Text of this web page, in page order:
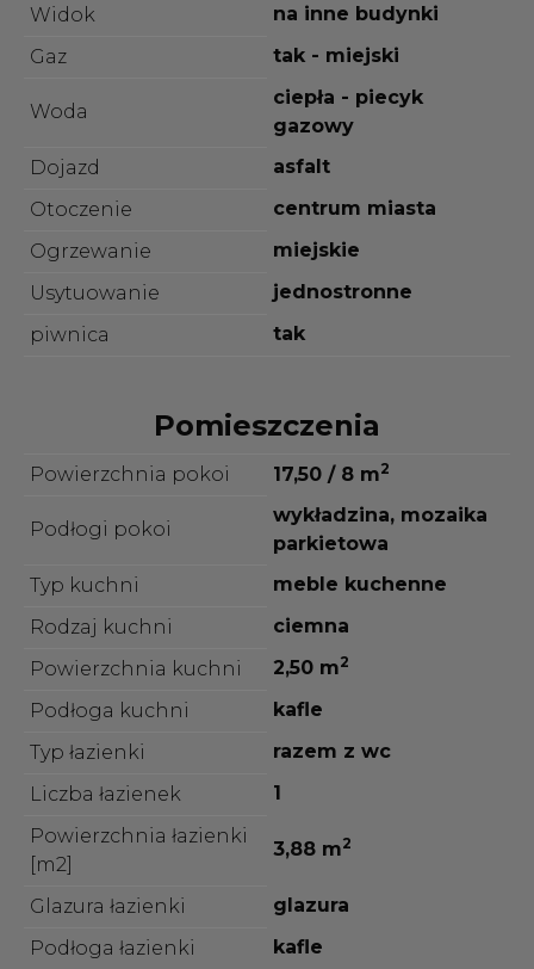
Widok
na inne budynki
Gaz
tak - miejski
Woda
ciepła - piecyk
gazowy
Dojazd
asfalt
Otoczenie
centrum miasta
Ogrzewanie
miejskie
Usytuowanie
jednostronne
piwnica
tak
Pomieszczenia
Powierzchnia pokoi 17,50 / 8 m2
Podłogi pokoi
wykładzina, mozaika
parkietowa
Typ kuchni
meble kuchenne
Rodzaj kuchni
ciemna
Powierzchnia kuchni
2,50 m2
Podłoga kuchni
kafle
Typ łazienki
razem z wc
Liczba łazienek
1
Powierzchnia łazienki
[m2]
3,88 m2
Glazura łazienki
glazura
Podłoga łazienki
kafle